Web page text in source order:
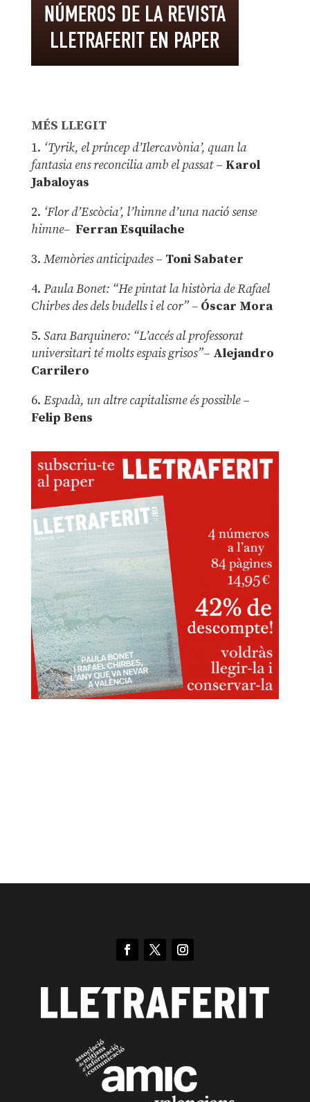
MÉS LLEGIT
1. ‘Tyrik, el príncep d’Ilercavònia’, quan la
fantasia ens reconcilia amb el passat– Karol
Jabaloyas
2. ‘Flor d’Escòcia’, l’himne d’una nació sense
himne– Ferran Esquilache
3. Memòries anticipades– Toni Sabater
4. Paula Bonet: “He pintat la història de Rafael
Chirbes des dels budells i el cor” –Óscar Mora
5. Sara Barquinero: “L’accés al professorat
universitari té molts espais grisos”– Alejandro
Carrilero
6. Espadà, un altre capitalisme és possible –
Felip Bens